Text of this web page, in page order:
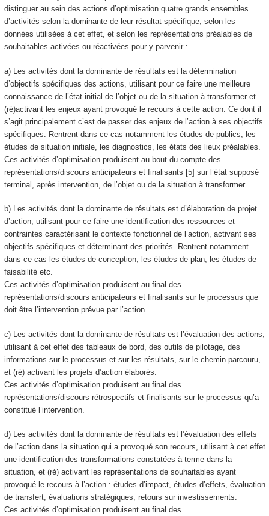
distinguer au sein des actions d’optimisation quatre grands ensembles
d’activités selon la dominante de leur résultat spécifique, selon les
données utilisées à cet effet, et selon les représentations préalables de
souhaitables activées ou réactivées pour y parvenir :
a) Les activités dont la dominante de résultats est la détermination
d’objectifs spécifiques des actions, utilisant pour ce faire une meilleure
connaissance de l’état initial de l’objet ou de la situation à transformer et
(ré)activant les enjeux ayant provoqué le recours à cette action. Ce dont il
s’agit principalement c’est de passer des enjeux de l’action à ses objectifs
spécifiques. Rentrent dans ce cas notamment les études de publics, les
études de situation initiale, les diagnostics, les états des lieux préalables.
Ces activités d’optimisation produisent au bout du compte des
représentations/discours anticipateurs et finalisants [5] sur l’état supposé
terminal, après intervention, de l’objet ou de la situation à transformer.
b) Les activités dont la dominante de résultats est d’élaboration de projet
d’action, utilisant pour ce faire une identification des ressources et
contraintes caractérisant le contexte fonctionnel de l’action, activant ses
objectifs spécifiques et déterminant des priorités. Rentrent notamment
dans ce cas les études de conception, les études de plan, les études de
faisabilité etc.
Ces activités d’optimisation produisent au final des
représentations/discours anticipateurs et finalisants sur le processus que
doit être l’intervention prévue par l’action.
c) Les activités dont la dominante de résultats est l’évaluation des actions,
utilisant à cet effet des tableaux de bord, des outils de pilotage, des
informations sur le processus et sur les résultats, sur le chemin parcouru,
et (ré) activant les projets d’action élaborés.
Ces activités d’optimisation produisent au final des
représentations/discours rétrospectifs et finalisants sur le processus qu’a
constitué l’intervention.
d) Les activités dont la dominante de résultats est l’évaluation des effets
de l’action dans la situation qui a provoqué son recours, utilisant à cet effet
une identification des transformations constatées à terme dans la
situation, et (ré) activant les représentations de souhaitables ayant
provoqué le recours à l’action : études d’impact, études d’effets, évaluation
de transfert, évaluations stratégiques, retours sur investissements.
Ces activités d’optimisation produisent au final des